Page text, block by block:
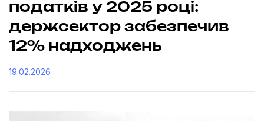
податків у 2025 році:
держсектор забезпечив
12% надходжень
19.02.2026